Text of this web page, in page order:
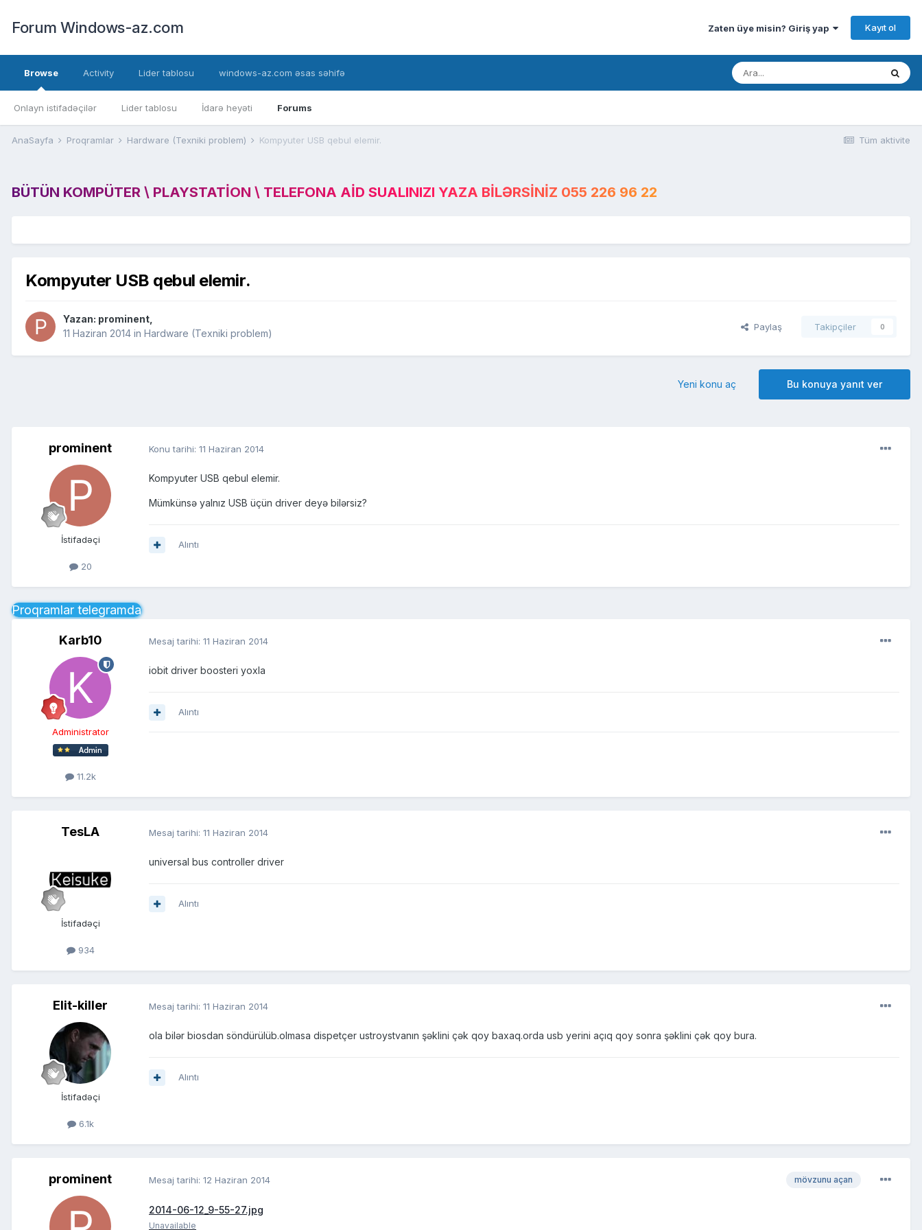
Forum Windows-az.com Zaten üye misin? Giriş yap Kayıt ol
Browse
Onlayn istifadəçilər Lider tablosu İdarə heyəti Forums
Activity Lider tablosu windows-az.com əsas səhifə
Tüm aktivite
AnaSayfa Proqramlar Hardware (Texniki problem) Kompyuter USB qebul elemir.
BÜTÜN KOMPÜTER \ PLAYSTATION \ TELEFONA AID SUALINIZI YAZA BILƏRSINIZ 055 226 96 22
Kompyuter USB qebul elemir.
Yazan: prominent
11 Haziran 2014 in Hardware (Texniki problem)
Paylaş Takipçiler 0
Bu konuya yanıt ver
Yeni konu aç
prominent
İstifadəçi
20
Konu tarihi: 11 Haziran 2014
Kompyuter USB qebul elemir.
Mümkünsə yalnız USB üçün driver deyə bilərsiz?
Alıntı
Proqramlar telegramda
Karb10
Administrator
11.2k
Mesaj tarihi: 11 Haziran 2014
iobit driver boosteri yoxla
Alıntı
TesLA
İstifadəçi
934
Mesaj tarihi: 11 Haziran 2014
universal bus controller driver
Alıntı
Elit-killer
İstifadəçi
6.1k
Mesaj tarihi: 11 Haziran 2014
ola bilər biosdan söndürülüb.olmasa dispetçer ustroystvanın şəklini çək qoy baxaq.orda usb yerini açıq qoy sonra şəklini çək qoy bura.
Alıntı
prominent mövzunu açan
Mesaj tarihi: 12 Haziran 2014
2014-06-12_9-55-27.jpg
Unavailable